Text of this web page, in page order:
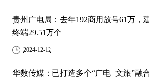
贵州广电局：去年192商用放号61万，
终端29.51万个
2024-12-12
华数传媒：已打造多个“广电+文旅”融